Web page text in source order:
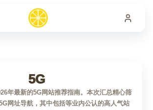
5G
年最新的5G网站推荐指南。本次汇总精心筛
网址导航，其中包括等业内公认的高人气站